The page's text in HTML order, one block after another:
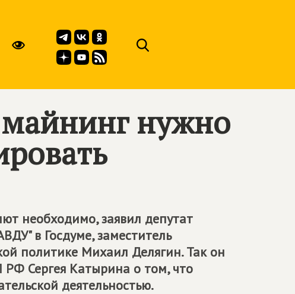
нужно
необходимо, заявил депутат
" в Госдуме, заместитель
политике Михаил Делягин. Так он
Сергея Катырина о том, что
деятельностью.